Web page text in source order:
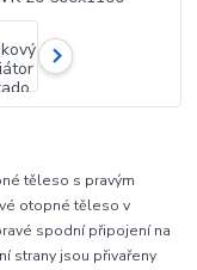
těleso s pravým
otopné těleso v
spodní připojení na
strany jsou přivařeny